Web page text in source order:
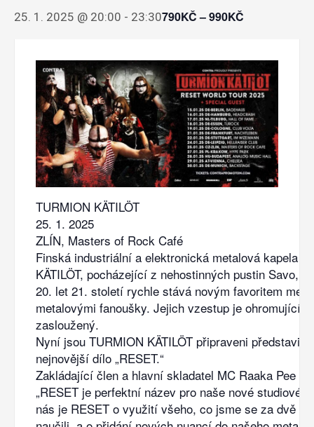
25. 1. 2025 @ 20:00 - 23:30790KČ – 990KČ
TURMION KÄTILÖT
25. 1. 2025
ZLÍN, Masters of Rock Café
Finská industriální a elektronická metalová kapela
KÄTILÖT, pocházející z nehostinných pustin Savo,
20. let 21. století rychle stává novým favoritem mezi
metalovými fanoušky. Jejich vzestup je ohromující a
zasloužený.
Nyní jsou TURMION KÄTILÖT připraveni představit
nejnovější dílo „RESET.“
Zakládající člen a hlavní skladatel MC Raaka Pee
„RESET je perfektní název pro naše nové studiové
nás je RESET o využití všeho, co jsme se za dvě